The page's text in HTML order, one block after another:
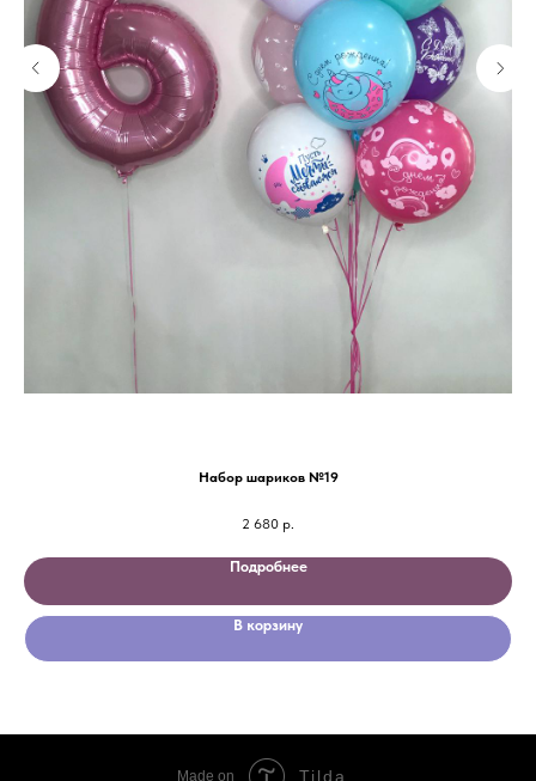
Набор шариков №19
2 680 р.
Подробнее
В корзину
Made on Tilda